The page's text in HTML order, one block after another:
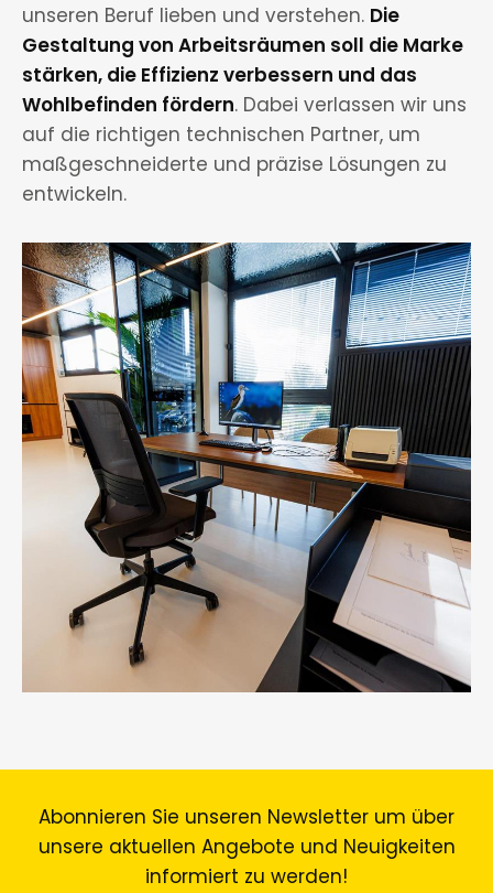
unseren Beruf lieben und verstehen. Die
Gestaltung von Arbeitsräumen soll die Marke
stärken, die Effizienz verbessern und das
Wohlbefinden fördern. Dabei verlassen wir uns
auf die richtigen technischen Partner, um
maßgeschneiderte und präzise Lösungen zu
entwickeln.
Abonnieren Sie unseren Newsletter um über
unsere aktuellen Angebote und Neuigkeiten
informiert zu werden!